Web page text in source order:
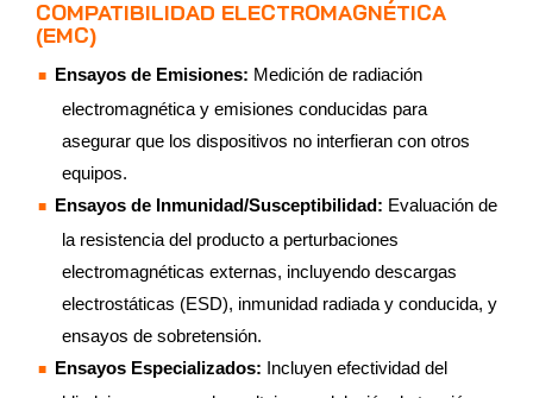
COMPATIBILIDAD ELECTROMAGNÉTICA
(EMC)
Ensayos de Emisiones: Medición de radiación
electromagnética y emisiones conducidas para
asegurar que los dispositivos no interfieran con otros
equipos.
Ensayos de Inmunidad/Susceptibilidad: Evaluación de
la resistencia del producto a perturbaciones
electromagnéticas externas, incluyendo descargas
electrostáticas (ESD), inmunidad radiada y conducida, y
ensayos de sobretensión.
Ensayos Especializados: Incluyen efectividad del